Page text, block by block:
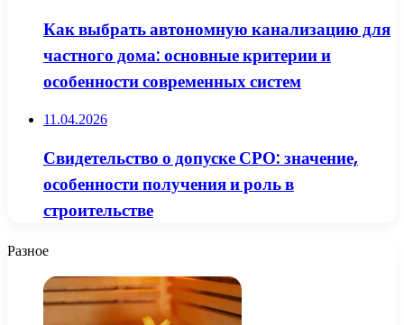
Как выбрать автономную канализацию для
частного дома: основные критерии и
особенности современных систем
11.04.2026
Свидетельство о допуске СРО: значение,
особенности получения и роль в
строительстве
Разное